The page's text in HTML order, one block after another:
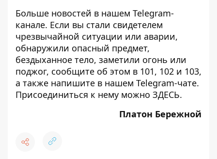
Больше новостей в нашем Telegram-
канале. Если вы стали свидетелем
чрезвычайной ситуации или аварии,
обнаружили опасный предмет,
бездыханное тело, заметили огонь или
поджог, сообщите об этом в 101, 102 и 103,
а также напишите в нашем Telegram-чате.
Присоединиться к нему можно ЗДЕСЬ.
Платон Бережной